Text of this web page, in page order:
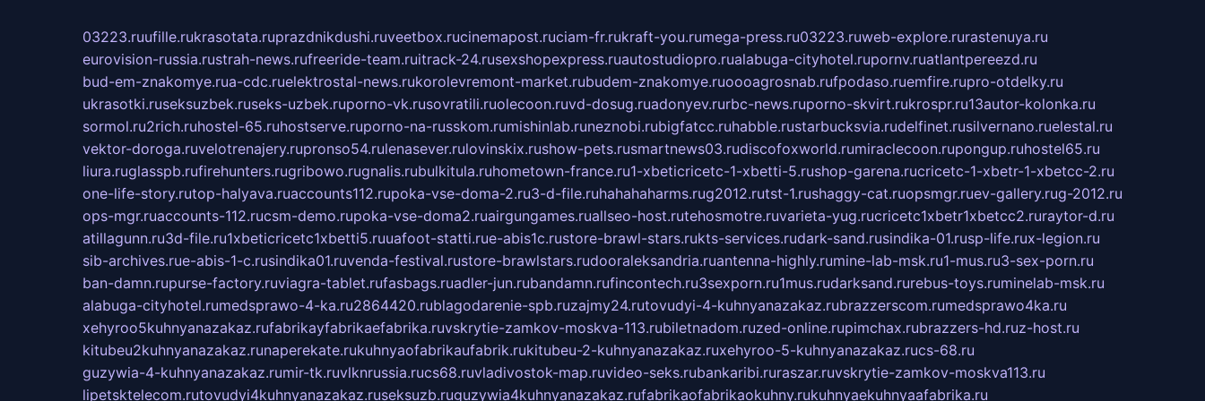
03223.ruufille.rukrasotata.ruprazdnikdushi.ruveetbox.rucinemapost.ruciam-fr.rukraft-you.rumega-press.ru03223.ruweb-explore.rurastenuya.ru
eurovision-russia.rustrah-news.rufreeride-team.ruitrack-24.rusexshopexpress.ruautostudiopro.rualabuga-cityhotel.rupornv.ruatlantpereezd.ru
bud-em-znakomye.rua-cdc.ruelektrostal-news.rukorolevremont-market.rubudem-znakomye.ruoooagrosnab.rufpodaso.ruemfire.rupro-otdelky.ru
ukrasotki.ruseksuzbek.ruseks-uzbek.ruporno-vk.rusovratili.ruolecoon.ruvd-dosug.ruadonyev.rurbc-news.ruporno-skvirt.rukrospr.ru13autor-kolonka.ru
sormol.ru2rich.ruhostel-65.ruhostserve.ruporno-na-russkom.rumishinlab.runeznobi.rubigfatcc.ruhabble.rustarbucksvia.rudelfinet.rusilvernano.ruelestal.ru
vektor-doroga.ruvelotrenajery.rupronso54.rulenasever.rulovinskix.rushow-pets.rusmartnews03.rudiscofoxworld.rumiraclecoon.rupongup.ruhostel65.ru
liura.ruglasspb.rufirehunters.rugribowo.rugnalis.rubulkitula.ruhometown-france.ru1-xbeticricetc-1-xbetti-5.rushop-garena.rucricetc-1-xbetr-1-xbetcc-2.ru
one-life-story.rutop-halyava.ruaccounts112.rupoka-vse-doma-2.ru3-d-file.ruhahahaharms.rug2012.rutst-1.rushaggy-cat.ruopsmgr.ruev-gallery.rug-2012.ru
ops-mgr.ruaccounts-112.rucsm-demo.rupoka-vse-doma2.ruairgungames.ruallseo-host.rutehosmotre.ruvarieta-yug.rucricetc1xbetr1xbetcc2.ruraytor-d.ru
atillagunn.ru3d-file.ru1xbeticricetc1xbetti5.ruuafoot-statti.rue-abis1c.rustore-brawl-stars.rukts-services.rudark-sand.rusindika-01.rusp-life.rux-legion.ru
sib-archives.rue-abis-1-c.rusindika01.ruvenda-festival.rustore-brawlstars.rudooraleksandria.ruantenna-highly.rumine-lab-msk.ru1-mus.ru3-sex-porn.ru
ban-damn.rupurse-factory.ruviagra-tablet.rufasbags.ruadler-jun.rubandamn.rufincontech.ru3sexporn.ru1mus.rudarksand.rurebus-toys.ruminelab-msk.ru
alabuga-cityhotel.rumedsprawo-4-ka.ru2864420.rublagodarenie-spb.ruzajmy24.rutovudyi-4-kuhnyanazakaz.rubrazzerscom.rumedsprawo4ka.ru
xehyroo5kuhnyanazakaz.rufabrikayfabrikaefabrika.ruvskrytie-zamkov-moskva-113.rubiletnadom.ruzed-online.rupimchax.rubrazzers-hd.ruz-host.ru
kitubeu2kuhnyanazakaz.runaperekate.rukuhnyaofabrikaufabrik.rukitubeu-2-kuhnyanazakaz.ruxehyroo-5-kuhnyanazakaz.rucs-68.ru
guzywia-4-kuhnyanazakaz.rumir-tk.ruvlknrussia.rucs68.ruvladivostok-map.ruvideo-seks.rubankaribi.ruraszar.ruvskrytie-zamkov-moskva113.ru
lipetsktelecom.rutovudyi4kuhnyanazakaz.ruseksuzb.ruguzywia4kuhnyanazakaz.rufabrikaofabrikaokuhny.rukuhnyaekuhnyaafabrika.ru